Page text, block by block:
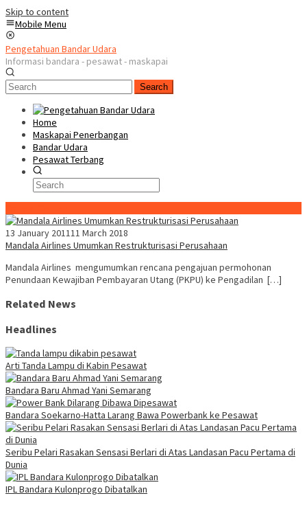
Skip to content
Mobile Menu
Pengetahuan Bandar Udara
Informasi bandara - pesawat - maskapai
Search
Home
Maskapai Penerbangan
Bandar Udara
Pesawat Terbang
13 January 201111 March 2018
Mandala Airlines Umumkan Restrukturisasi Perusahaan
Mandala Airlines mengumumkan rencana pengajuan permohonan
Penundaan Kewajiban Pembayaran Utang (PKPU) ke Pengadilan […]
Related News
Headlines
Arti Tanda Lampu di Kabin Pesawat
Bandara Baru Ahmad Yani Semarang
Bandara Soekarno-Hatta Larang Bawa Powerbank ke Pesawat
Seribu Pelari Rasakan Sensasi Berlari di Atas Landasan Pacu Pertama di
Dunia
IPL Bandara Kulonprogo Dibatalkan